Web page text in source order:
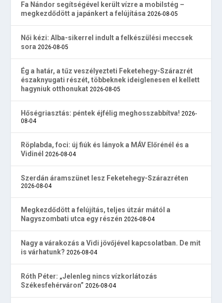
Fa Nándor segítségével került vízre a mobilstég –
megkezdődött a japánkert a felújítása 2026-08-05
Női kézi: Alba-sikerrel indult a felkészülési meccsek
sora 2026-08-05
Ég a határ, a tűz veszélyezteti Feketehegy-Szárazrét
északnyugati részét, többeknek ideiglenesen el kellett
hagyniuk otthonukat 2026-08-05
Hőségriasztás: péntek éjfélig meghosszabbítva! 2026-
08-04
Röplabda, foci: új fiúk és lányok a MÁV Előrénél és a
Vidinél 2026-08-04
Szerdán áramszünet lesz Feketehegy-Szárazréten
2026-08-04
Megkezdődött a felújítás, teljes útzár mától a
Nagyszombati utca egy részén 2026-08-04
Nagy a várakozás a Vidi jövőjével kapcsolatban. De mit
is várhatunk? 2026-08-04
Róth Péter: „Jelenleg nincs vízkorlátozás
Székesfehérváron” 2026-08-04